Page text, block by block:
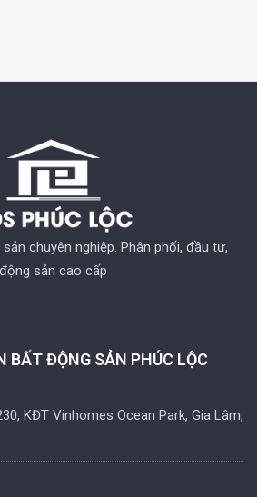
chuyên nghiệp. Phân phối, đầu tư,
sản cao cấp
BẤT ĐỘNG SẢN PHÚC LỘC
KĐT Vinhomes Ocean Park, Gia Lâm,